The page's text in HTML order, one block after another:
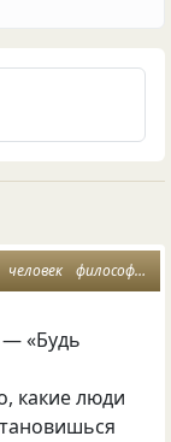
человек философия
— «Будь
, какие люди